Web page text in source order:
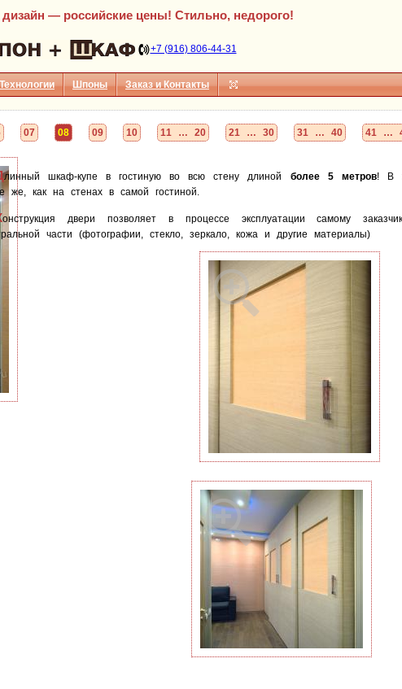
дизайн — российские цены! Стильно, недорого!
+7 (916) 806-44-31
Шпоны Заказ и Контакты
07 08 09 10 11 … 20 21 … 30 31 … 40 41 …
линный шкаф-купе в гостиную во всю стену длиной более 5 метров! В
же, как на стенах в самой гостиной.
онструкция двери позволяет в процессе эксплуатации самому
части (фотографии, стекло, зеркало, кожа и другие материалы)